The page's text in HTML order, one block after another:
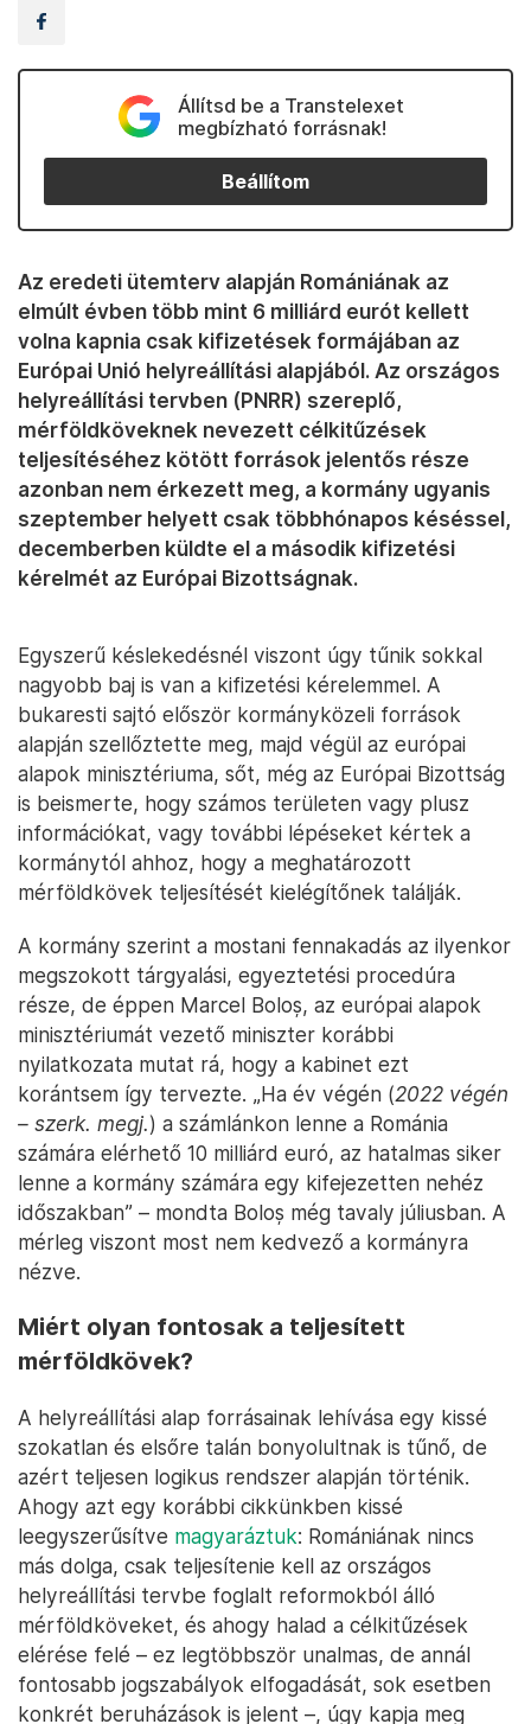
Állítsd be a Transtelexet
megbízható forrásnak!
Beállítom
Az eredeti ütemterv alapján Romániának az
elmúlt évben több mint 6 milliárd eurót kellett
volna kapnia csak kifizetések formájában az
Európai Unió helyreállítási alapjából. Az országos
helyreállítási tervben (PNRR) szereplő,
mérföldköveknek nevezett célkitűzések
teljesítéséhez kötött források jelentős része
azonban nem érkezett meg, a kormány ugyanis
szeptember helyett csak többhónapos késéssel,
decemberben küldte el a második kifizetési
kérelmét az Európai Bizottságnak.
Egyszerű késlekedésnél viszont úgy tűnik sokkal
nagyobb baj is van a kifizetési kérelemmel. A
bukaresti sajtó először kormányközeli források
alapján szellőztette meg, majd végül az európai
alapok minisztériuma, sőt, még az Európai Bizottság
is beismerte, hogy számos területen vagy plusz
információkat, vagy további lépéseket kértek a
kormánytól ahhoz, hogy a meghatározott
mérföldkövek teljesítését kielégítőnek találják.
A kormány szerint a mostani fennakadás az ilyenkor
megszokott tárgyalási, egyeztetési procedúra
része, de éppen Marcel Boloș, az európai alapok
minisztériumát vezető miniszter korábbi
nyilatkozata mutat rá, hogy a kabinet ezt
korántsem így tervezte. „Ha év végén (2022 végén
– szerk. megj.) a számlánkon lenne a Románia
számára elérhető 10 milliárd euró, az hatalmas siker
lenne a kormány számára egy kifejezetten nehéz
időszakban” – mondta Boloș még tavaly júliusban. A
mérleg viszont most nem kedvező a kormányra
nézve.
Miért olyan fontosak a teljesített
mérföldkövek?
A helyreállítási alap forrásainak lehívása egy kissé
szokatlan és elsőre talán bonyolultnak is tűnő, de
azért teljesen logikus rendszer alapján történik.
Ahogy azt egy korábbi cikkünkben kissé
leegyszerűsítve magyaráztuk: Romániának nincs
más dolga, csak teljesítenie kell az országos
helyreállítási tervbe foglalt reformokból álló
mérföldköveket, és ahogy halad a célkitűzések
elérése felé – ez legtöbbször unalmas, de annál
fontosabb jogszabályok elfogadását, sok esetben
konkrét beruházások is jelent –, úgy kapja meg